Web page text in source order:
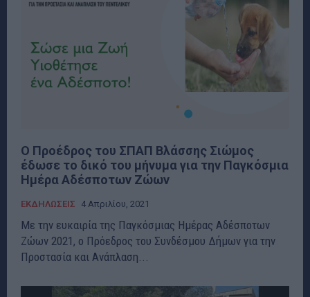
Ο Προέδρος του ΣΠΑΠ Βλάσσης Σιώμος
έδωσε το δικό του μήνυμα για την Παγκόσμια
Ημέρα Αδέσποτων Ζώων
ΕΚΔΗΛΩΣΕΙΣ 4 Απριλίου, 2021
Με την ευκαιρία της Παγκόσμιας Ημέρας Αδέσποτων
Ζώων 2021, ο Πρόεδρος του Συνδέσμου Δήμων για την
Προστασία και Ανάπλαση...